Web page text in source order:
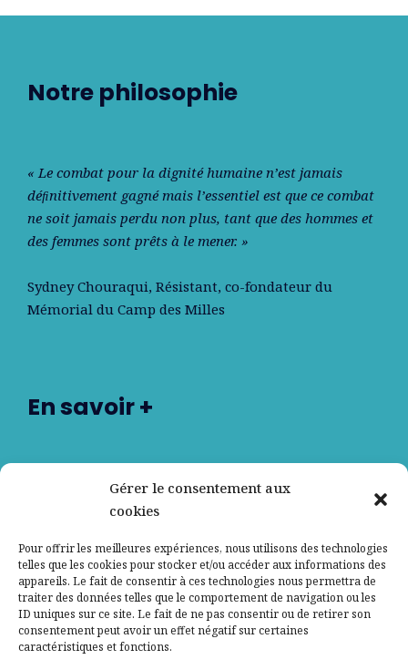
Gérer le consentement aux
cookies
Pour offrir les meilleures expériences, nous utilisons des technologies
telles que les cookies pour stocker et/ou accéder aux informations des
appareils. Le fait de consentir à ces technologies nous permettra de
traiter des données telles que le comportement de navigation ou les
ID uniques sur ce site. Le fait de ne pas consentir ou de retirer son
consentement peut avoir un effet négatif sur certaines
caractéristiques et fonctions.
Notre philosophie
« Le combat pour la dignité humaine n’est jamais
déﬁnitivement gagné mais l’essentiel est que ce combat
ne soit jamais perdu non plus, tant que des hommes et
des femmes sont prêts à le mener. »
Sydney Chouraqui, Résistant, co-fondateur du
Mémorial du Camp des Milles
En savoir +
Nos partenaires
Contactez-nous
Mentions légales